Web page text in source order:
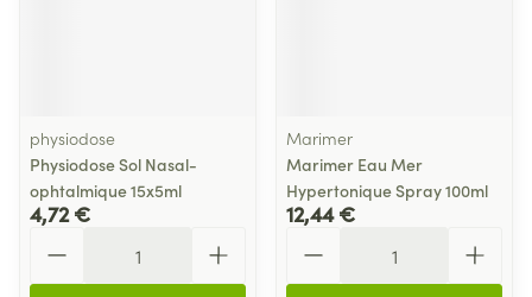
physiodose
Physiodose Sol Nasal-
ophtalmique 15x5ml
4,72 €
Marimer
Marimer Eau Mer
Hypertonique Spray 100ml
12,44 €